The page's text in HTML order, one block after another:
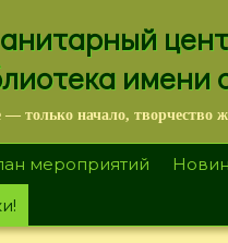
имени
— только начало, творчество
мероприятий